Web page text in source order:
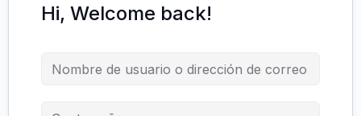
Hi, Welcome back!